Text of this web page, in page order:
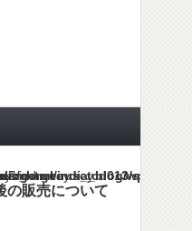
inindia_blog/wp-content/themes/gorgeous_tcd013/single.php
の販売について